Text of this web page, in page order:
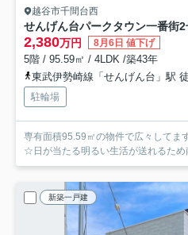
越谷市千間台西
せんげん台パークタウン一番街2
2,380万円 8月6日 値下げ
5階 / 95.59㎡ / 4LDK /築43年
東武伊勢崎線「せんげん台」駅
駐輪場
専有面積95.59㎡の物件で広々して
☆日が当たる明るい生活が送れるため
新築一戸建